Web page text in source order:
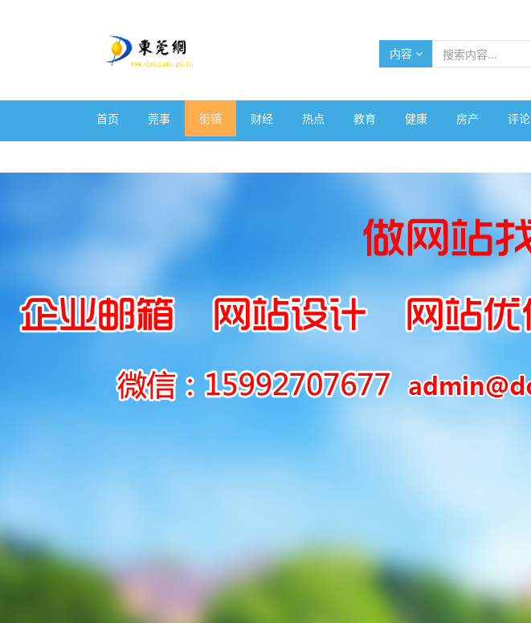
内容
首页 莞事 街镇 财经 热点 教育 健康 房产 评论